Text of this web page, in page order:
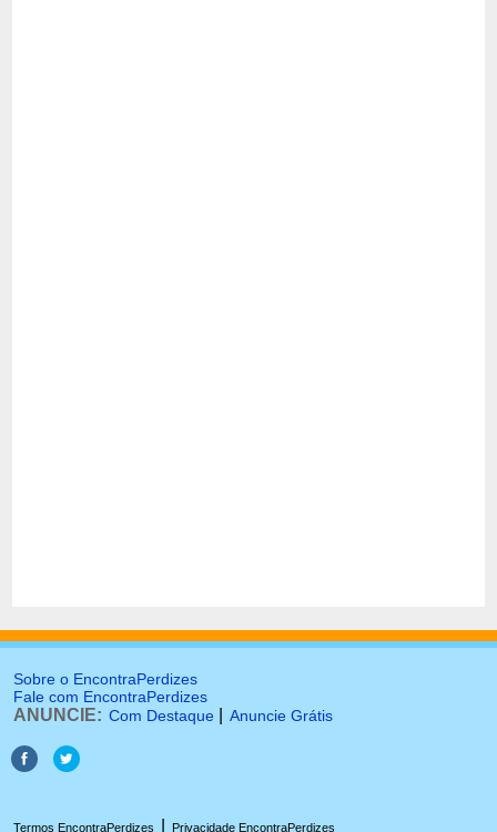
Sobre o EncontraPerdizes
Fale com EncontraPerdizes
ANUNCIE: Com Destaque Anuncie Grátis
Termos EncontraPerdizes Privacidade EncontraPerdizes